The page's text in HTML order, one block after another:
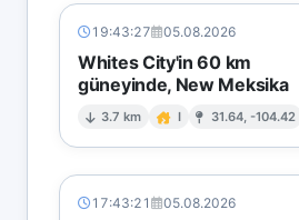
19:43:27 05.08.2026
Whites City'in 60 km
güneyinde, New Meksika
3.7 km I 31.64, -104.42
17:43:21 05.08.2026